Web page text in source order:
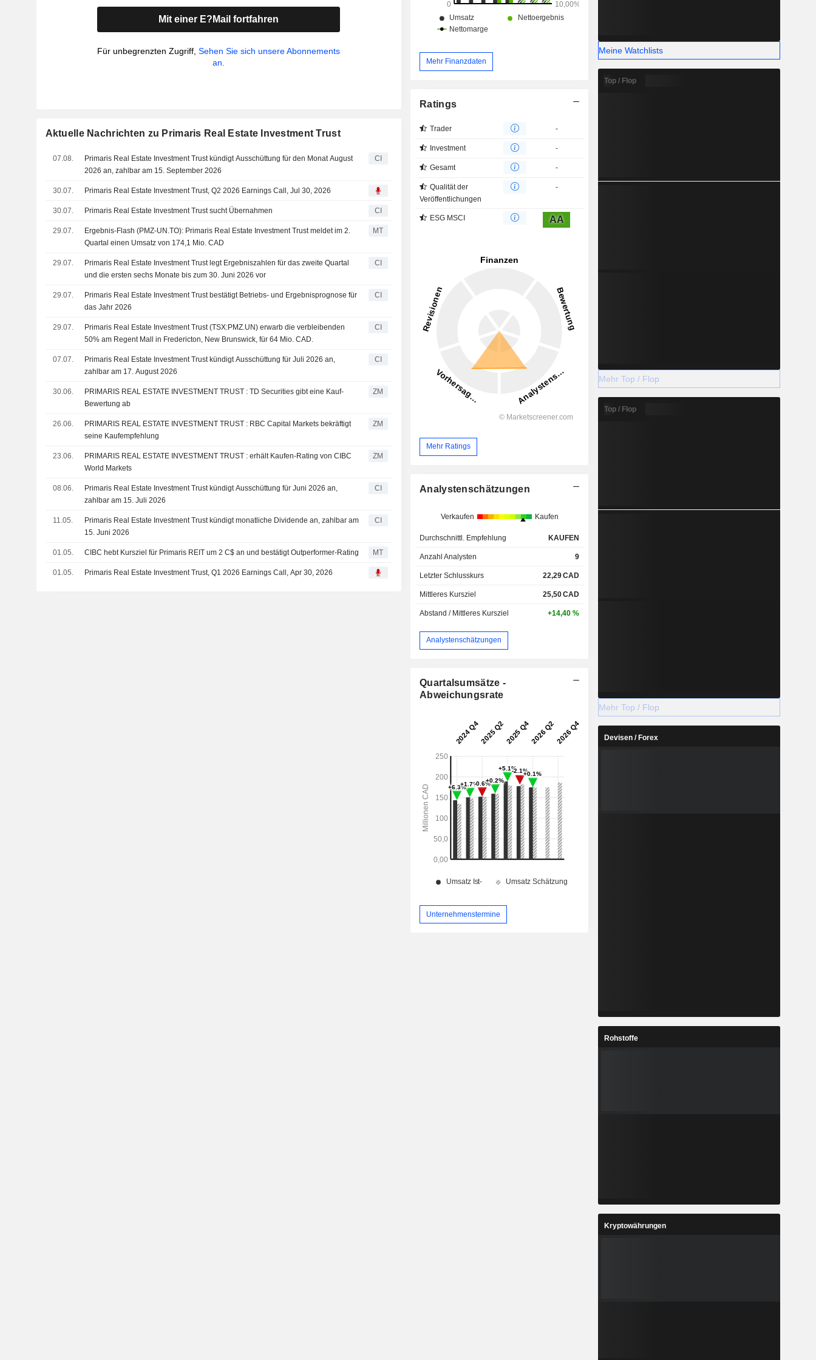
Mit einer E?Mail fortfahren
Für unbegrenzten Zugriff,Sehen Sie sich unsere Abonnements
an.
Aktuelle Nachrichten zu Primaris Real Estate Investment Trust
07.08.
Primaris Real Estate Investment Trust kündigt Ausschüttung für den Monat August
2026 an, zahlbar am 15. September 2026
CI
30.07. Primaris Real Estate Investment Trust, Q2 2026 Earnings Call, Jul 30, 2026
30.07. Primaris Real Estate Investment Trust sucht Übernahmen CI
29.07.
Ergebnis-Flash (PMZ-UN.TO): Primaris Real Estate Investment Trust meldet im 2.
Quartal einen Umsatz von 174,1 Mio. CAD
MT
29.07.
Primaris Real Estate Investment Trust legt Ergebniszahlen für das zweite Quartal
und die ersten sechs Monate bis zum 30. Juni 2026 vor
CI
29.07.
Primaris Real Estate Investment Trust bestätigt Betriebs- und Ergebnisprognose für
das Jahr 2026
CI
29.07.
Primaris Real Estate Investment Trust (TSX:PMZ.UN) erwarb die verbleibenden
50% am Regent Mall in Fredericton, New Brunswick, für 64 Mio. CAD.
CI
07.07.
Primaris Real Estate Investment Trust kündigt Ausschüttung für Juli 2026 an,
zahlbar am 17. August 2026
CI
30.06.
PRIMARIS REAL ESTATE INVESTMENT TRUST : TD Securities gibt eine Kauf-
Bewertung ab
ZM
26.06.
PRIMARIS REAL ESTATE INVESTMENT TRUST : RBC Capital Markets bekräftigt
seine Kaufempfehlung
ZM
23.06.
PRIMARIS REAL ESTATE INVESTMENT TRUST : erhält Kaufen-Rating von CIBC
World Markets
ZM
08.06.
Primaris Real Estate Investment Trust kündigt Ausschüttung für Juni 2026 an,
zahlbar am 15. Juli 2026
CI
11.05.
Primaris Real Estate Investment Trust kündigt monatliche Dividende an, zahlbar am
15. Juni 2026
CI
01.05. CIBC hebt Kursziel für Primaris REIT um 2 C$ an und bestätigt Outperformer-Rating MT
01.05. Primaris Real Estate Investment Trust, Q1 2026 Earnings Call, Apr 30, 2026
Mehr Finanzdaten
Ratings
Trader -
Investment -
Gesamt -
Qualität der
Veröffentlichungen
-
ESG MSCI AA
Mehr Ratings
Analystenschätzungen
Verkaufen Kaufen
Durchschnittl. Empfehlung KAUFEN
Anzahl Analysten 9
Letzter Schlusskurs 22,29CAD
Mittleres Kursziel 25,50CAD
Abstand / Mittleres Kursziel +14,40 %
Analystenschätzungen
Quartalsumsätze -
Abweichungsrate
Unternehmenstermine
Meine Watchlists
Top / Flop
Mehr Top / Flop
Top / Flop
Mehr Top / Flop
Devisen / Forex
Rohstoffe
Kryptowährungen